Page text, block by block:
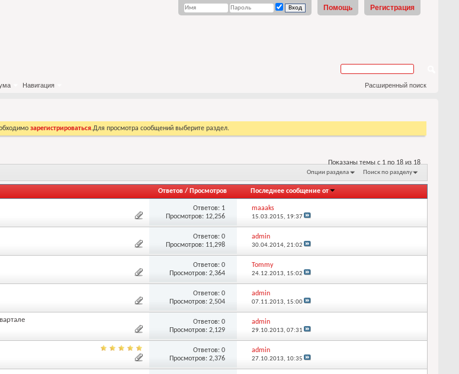
Регистрация
Помощь
Навигация Расширенный поиск
зарегистрироваться.Для просмотра сообщений выберите раздел.
Показаны темы с 1 по 18 из 18
Опции раздела Поиск по разделу
Ответов / Просмотров Последнее сообщение от
Ответов: 1
Просмотров: 12,256
maaaks
15.03.2015, 19:37
Ответов: 0
Просмотров: 11,298
admin
30.04.2014, 21:02
Ответов: 0
Просмотров: 2,364
Tommy
24.12.2013, 15:02
Ответов: 0
Просмотров: 2,504
admin
07.11.2013, 15:00
Ответов: 0
Просмотров: 2,129
admin
29.10.2013, 07:31
Ответов: 0
Просмотров: 2,376
admin
27.10.2013, 10:35